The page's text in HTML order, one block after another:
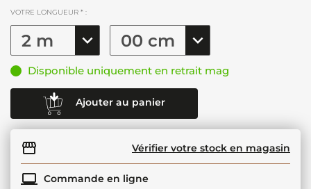
VOTRE LONGUEUR * :
Disponible uniquement en retrait mag
Ajouter au panier
Vérifier votre stock en magasin
Commande en ligne